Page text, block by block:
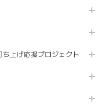
上げ応援プロジェクト